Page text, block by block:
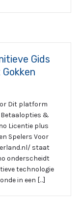
Gids
Dit platform
&
Licentie plus
Spelers Voor
staat
onderscheidt
technologie
in een […]